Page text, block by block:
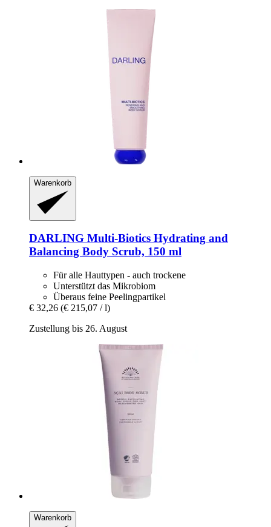
Warenkorb
DARLING Multi-​Biotics Hydrating and
Balancing Body Scrub, 150 ml
Für alle Hauttypen - auch trockene
Unterstützt das Mikrobiom
Überaus feine Peelingpartikel
€ 32,26 (€ 215,07 / l)
Zustellung bis 26. August
Warenkorb